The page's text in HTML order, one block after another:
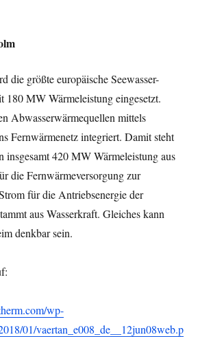
die größte europäische Seewasser-
180 MW Wärmeleistung eingesetzt.
Abwasserwärmequellen mittels
Fernwärmenetz integriert. Damit steht
insgesamt 420 MW Wärmeleistung aus
die Fernwärmeversorgung zur
für die Antriebsenergie der
aus Wasserkraft. Gleiches kann
denkbar sein.
wp-
01/vaertan_e008_de__12jun08web.p